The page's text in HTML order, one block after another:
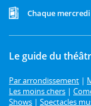
Chaque
Le guide du
Par arrondissement |
Les moins chers |
Shows | Spectacles